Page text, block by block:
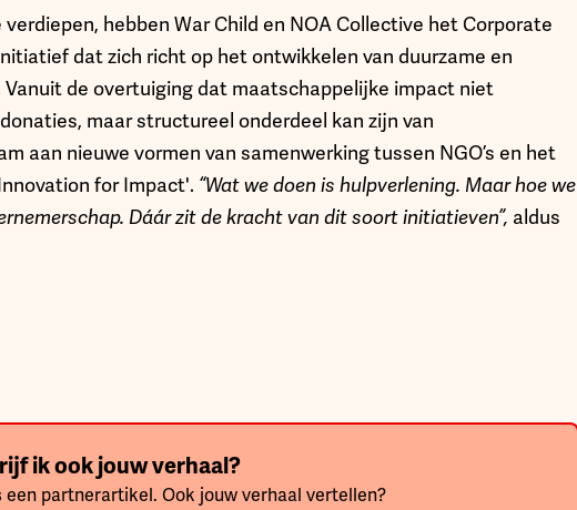
hebben War Child en NOA Collective het Corporate
dat zich richt op het ontwikkelen van duurzame en
de overtuiging dat maatschappelijke impact niet
maar structureel onderdeel kan zijn van
aan nieuwe vormen van samenwerking tussen NGO’s en het
for Impact'. “Wat we doen is hulpverlening. Maar hoe we
Dáár zit de kracht van dit soort initiatieven”, aldus
ik ook jouw verhaal?
een partnerartikel. Ook jouw verhaal vertellen?